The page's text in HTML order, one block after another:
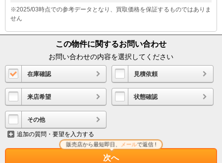
※2025/03時点での参考データとなり、買取価格を保証するものではありま
せん
この物件に関するお問い合わせ
お問い合わせの内容を選択してください
在庫確認 見積依頼
来店希望 状態確認
その他
追加の質問・要望を入力する
次へ
販売店から最短即日、メールで返信 !